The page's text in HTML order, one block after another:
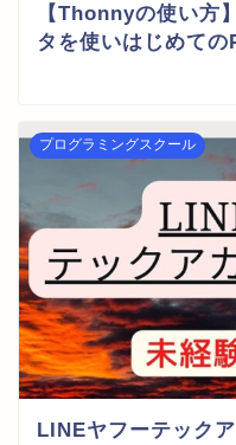
【Thonnyの使い方
タを使いはじめて
プログラミングスクール
LINEヤフーテック